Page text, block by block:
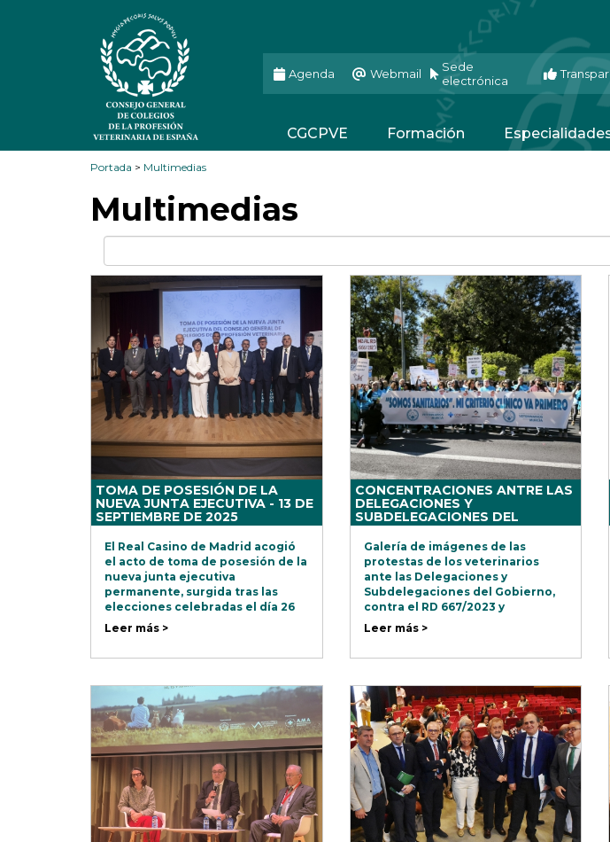
Agenda Webmail
Sede
electrónica
CGCPVE Formación
Portada > Multimedias
Multimedias
TOMA DE POSESIÓN DE LA
NUEVA JUNTA EJECUTIVA - 13 DE
SEPTIEMBRE DE 2025
El Real Casino de Madrid acogió
el acto de toma de posesión de la
nueva junta ejecutiva
permanente, surgida tras las
elecciones celebradas el día 26
de julio.
Leer más >
CONCENTRACIONES ANTRE LAS
DELEGACIONES Y
SUBDELEGACIONES DEL
GOBIERNO - 26 DE MARZO DE
2025
Galería de imágenes de las
protestas de los veterinarios
ante las Delegaciones y
Subdelegaciones del Gobierno,
contra el RD 667/2023 y
reivindicando la condición
Leer más >